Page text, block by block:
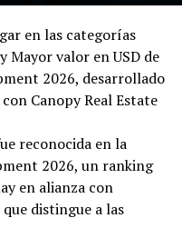
en las categorías
Mayor valor en USD de
2026, desarrollado
Canopy Real Estate
reconocida en la
2026, un ranking
en alianza con
distingue a las